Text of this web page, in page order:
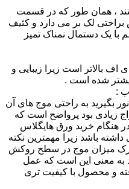
، همان طور که در قسمت
براحتی لک بر می دارد و کثیف
یک دستمال نمناک تمیز
بالاتر است زیرا زیبایی و
شده است .
:
بگیرید به راحتی موج های آن
زیادی بود پرواضح است که
هنگام خرید ورق هایگلاس
باشد زیرا مهمترین نکته
ترک میزان موج در سطح روکش
به معنی این است که عمل
و محصول با کیفیت تری